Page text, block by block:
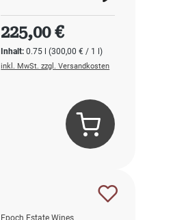
Inhalt:0.75 l(300,00 € / 1 l)
Regulärer Preis:
225,00 €
inkl. MwSt. zzgl. Versandkosten
Epoch Estate Wines